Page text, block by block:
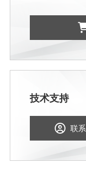
技术支持
联